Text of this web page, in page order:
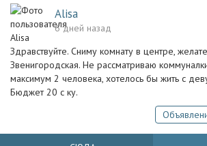
Alisa
6 дней назад
Здравствуйте. Сниму комнату в центре,
Звенигородская. Не рассматриваю
максимум 2 человека, хотелось бы жить с
Бюджет 20 с ку.